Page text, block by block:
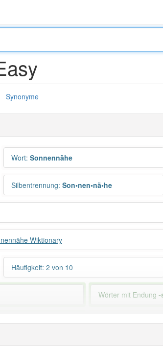
Synonyme
Wort: Sonnennähe
Silbentrennung: Son•nen•nä•he
Wiktionary
Häufigkeit: 2 von 10
Wörter mit Endung-
80% unserer